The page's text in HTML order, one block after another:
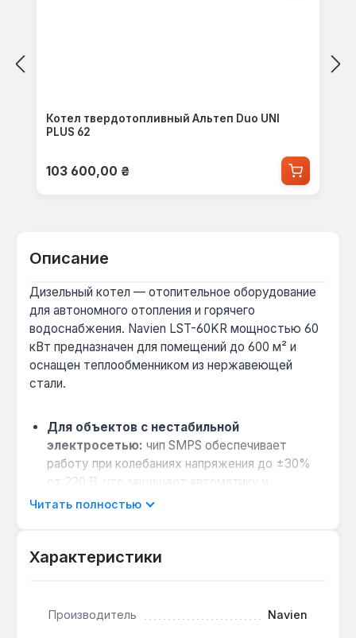
Котел твердотопливный Альтеп Duo UNI
PLUS 62
Обычная цена:
103 600,00 ₴
Описание
Дизельный котел — отопительное оборудование
для автономного отопления и горячего
водоснабжения. Navien LST-60KR мощностью 60
кВт предназначен для помещений до 600 м² и
оснащен теплообменником из нержавеющей
стали.
Для объектов с нестабильной
электросетью: чип SMPS обеспечивает
работу при колебаниях напряжения до ±30%
от 220 В, что защищает автоматику и
продлевает срок службы.
летнее дизельное топливо при низких
Для регионов с морозами до -30 °C:
Читать полностью
Характеристики
Производитель Navien